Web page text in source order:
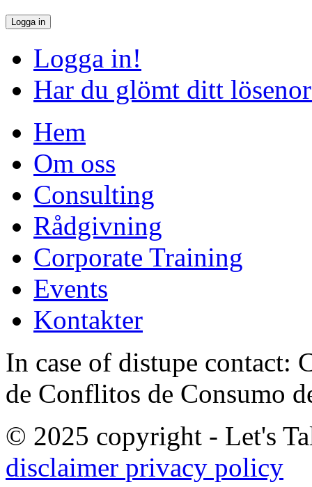
Logga in!
Har du glömt ditt
Hem
Om oss
Consulting
Rådgivning
Corporate Training
Events
Kontakter
In case of distupe contact:
de Conflitos de Consumo
© 2025 copyright - Let's
disclaimer privacy policy